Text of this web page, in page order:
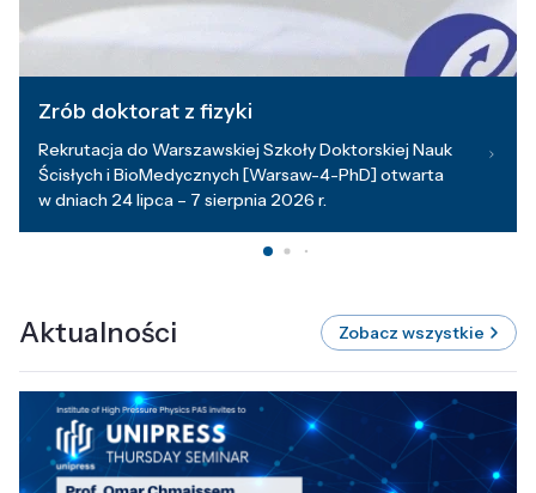
Zrób doktorat z fizyki
Rekrutacja do Warszawskiej Szkoły Doktorskiej Nauk
Ścisłych i BioMedycznych [Warsaw-4-PhD] otwarta
w dniach 24 lipca – 7 sierpnia 2026 r.
Aktualności Zobacz wszystkie